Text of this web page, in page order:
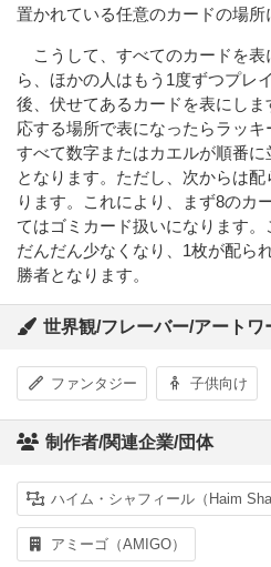
置かれている任意のカードの場所
こうして、すべてのカードを表
ら、ほかの人はもう1度ずつプレ
後、伏せてあるカードを表にし
応する場所で表になったらラッ
すべて数字またはカエルが順番
となります。ただし、次からは
ります。これにより、まず8のカ
てはゴミカード扱いになります
だんだん少なくなり、1枚が配ら
勝者となります。
世界観/フレーバー/アートワ
ファンタジー 子供向け
制作者/関連企業/団体
ハイム・シャフィール（Haim
アミーゴ（AMIGO）